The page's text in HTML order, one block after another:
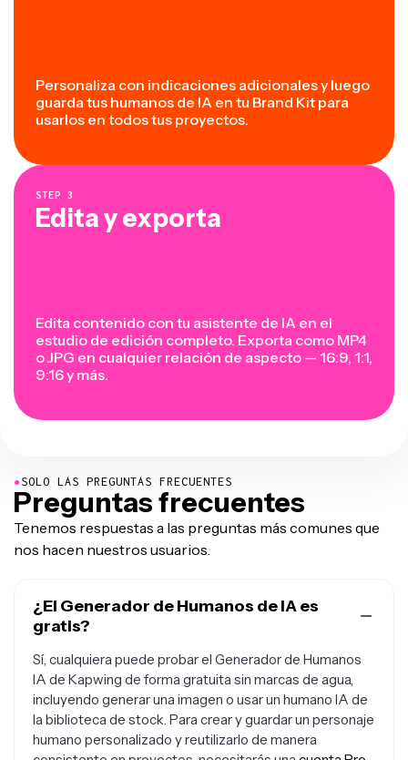
Personaliza con indicaciones adicionales y luego
guarda tus humanos de IA en tu Brand Kit para
usarlos en todos tus proyectos.
STEP 3
Edita y exporta
Edita contenido con tu asistente de IA en el
estudio de edición completo. Exporta como MP4
o JPG en cualquier relación de aspecto — 16:9, 1:1,
9:16 y más.
●SOLO LAS PREGUNTAS FRECUENTES
Preguntas frecuentes
Tenemos respuestas a las preguntas más comunes que
nos hacen nuestros usuarios.
¿El Generador de Humanos de IA es
gratis?
Sí, cualquiera puede probar el Generador de Humanos
IA de Kapwing de forma gratuita sin marcas de agua,
incluyendo generar una imagen o usar un humano IA de
la biblioteca de stock. Para crear y guardar un personaje
humano personalizado y reutilizarlo de manera